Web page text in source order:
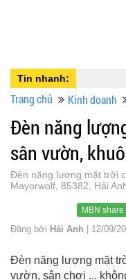
Tin nhanh:
Trang chủ Kinh doanh
Đèn năng
sân vườn,
Đèn năng lượng mặt trời
Mayorwolf, 85382, Hải
MBN share
Đăng bởi Hải Anh | 12/09/
Đèn năng lượng mặt
vườn, sân chơi ...